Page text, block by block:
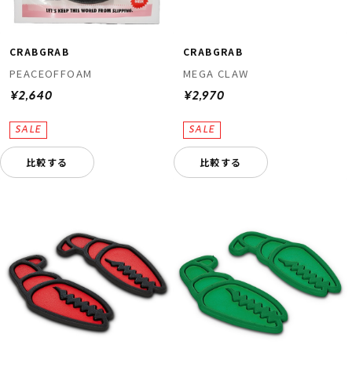
CRABGRAB
PEACEOFFOAM
¥2,640
比較する
CRABGRAB
MEGA CLAW
¥2,970
比較する